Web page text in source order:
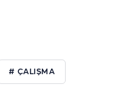
# ÇALIŞMA